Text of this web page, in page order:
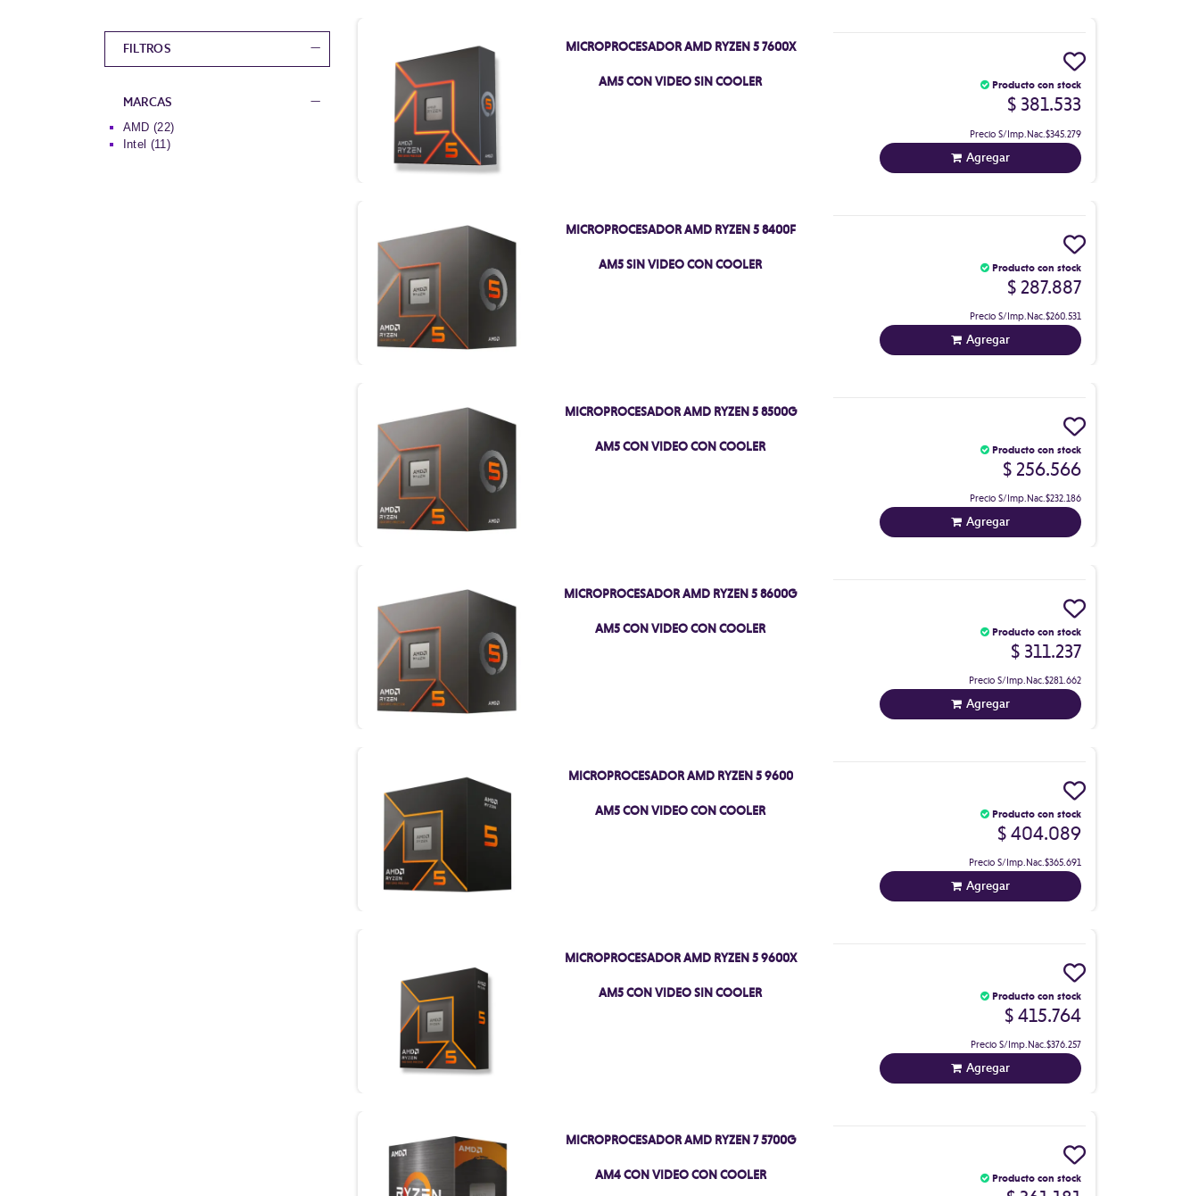
Parlantes
Sillas
FILTROS
MARCAS
AMD (22)
Intel (11)
MICROPROCESADOR AMD RYZEN 5 7600X
AM5 CON VIDEO SIN COOLER Producto con stock
$ 381.533
Precio S/Imp.Nac.$345.279
Agregar
MICROPROCESADOR AMD RYZEN 5 8400F
AM5 SIN VIDEO CON COOLER Producto con stock
$ 287.887
Precio S/Imp.Nac.$260.531
Agregar
MICROPROCESADOR AMD RYZEN 5 8500G
AM5 CON VIDEO CON COOLER Producto con stock
$ 256.566
Precio S/Imp.Nac.$232.186
Agregar
MICROPROCESADOR AMD RYZEN 5 8600G
AM5 CON VIDEO CON COOLER Producto con stock
$ 311.237
Precio S/Imp.Nac.$281.662
Agregar
MICROPROCESADOR AMD RYZEN 5 9600
AM5 CON VIDEO CON COOLER Producto con stock
$ 404.089
Precio S/Imp.Nac.$365.691
Agregar
MICROPROCESADOR AMD RYZEN 5 9600X
AM5 CON VIDEO SIN COOLER Producto con stock
$ 415.764
Precio S/Imp.Nac.$376.257
Agregar
MICROPROCESADOR AMD RYZEN 7 5700G
AM4 CON VIDEO CON COOLER Producto con stock